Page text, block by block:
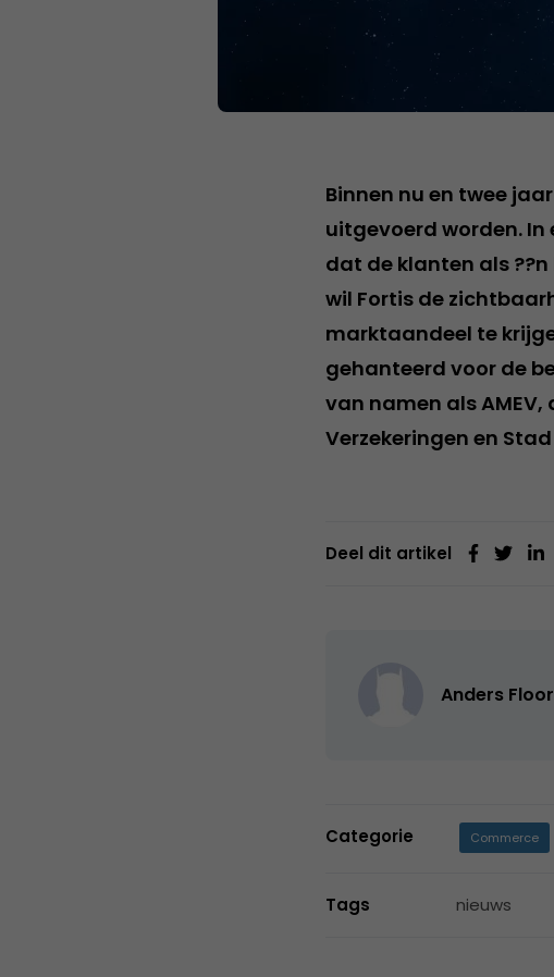
Binnen nu en twee
uitgevoerd worden. In
dat de klanten als
wil Fortis de
marktaandeel te
gehanteerd voor de
van namen als AMEV,
Verzekeringen en
Deel dit artikel
Anders Floor
Categorie Commerce
Tags nieuws